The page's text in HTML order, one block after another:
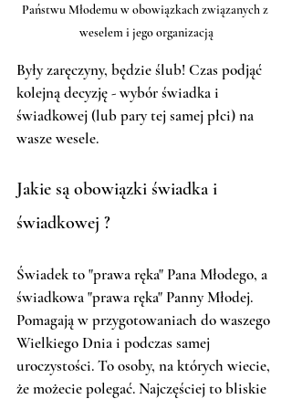
Państwu Młodemu w obowiązkach związanych z
weselem i jego organizacją
Były zaręczyny, będzie ślub! Czas podjąć
kolejną decyzję - wybór świadka i
świadkowej (lub pary tej samej płci) na
wasze wesele.
Jakie są obowiązki świadka i
świadkowej ?
Świadek to "prawa ręka" Pana Młodego, a
świadkowa "prawa ręka" Panny Młodej.
Pomagają w przygotowaniach do waszego
Wielkiego Dnia i podczas samej
uroczystości. To osoby, na których wiecie,
że możecie polegać. Najczęściej to bliskie